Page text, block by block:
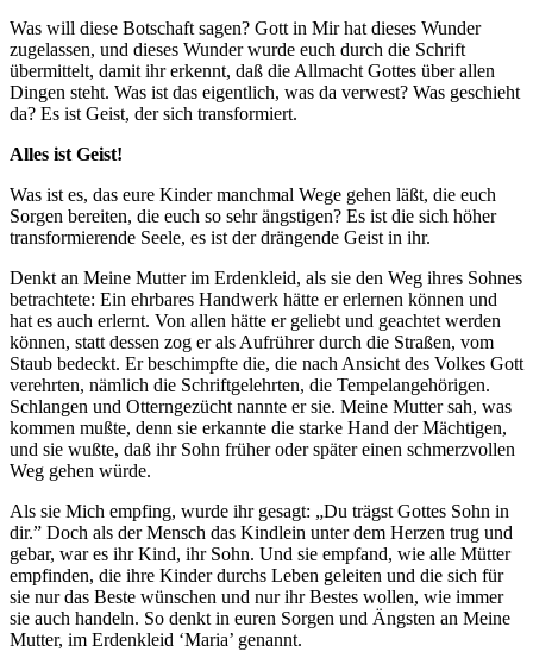
Was will diese Botschaft sagen? Gott in Mir hat dieses Wunder
zugelassen, und dieses Wunder wurde euch durch die Schrift
übermittelt, damit ihr erkennt, daß die Allmacht Gottes über allen
Dingen steht. Was ist das eigentlich, was da verwest? Was geschieht
da? Es ist Geist, der sich transformiert.
Alles ist Geist!
Was ist es, das eure Kinder manchmal Wege gehen läßt, die euch
Sorgen bereiten, die euch so sehr ängstigen? Es ist die sich höher
transformierende Seele, es ist der drängende Geist in ihr.
Denkt an Meine Mutter im Erdenkleid, als sie den Weg ihres Sohnes
betrachtete: Ein ehrbares Handwerk hätte er erlernen können und
hat es auch erlernt. Von allen hätte er geliebt und geachtet werden
können, statt dessen zog er als Aufrührer durch die Straßen, vom
Staub bedeckt. Er beschimpfte die, die nach Ansicht des Volkes Gott
verehrten, nämlich die Schriftgelehrten, die Tempelangehörigen.
Schlangen und Otterngezücht nannte er sie. Meine Mutter sah, was
kommen mußte, denn sie erkannte die starke Hand der Mächtigen,
und sie wußte, daß ihr Sohn früher oder später einen schmerzvollen
Weg gehen würde.
Als sie Mich empfing, wurde ihr gesagt: „Du trägst Gottes Sohn in
dir.” Doch als der Mensch das Kindlein unter dem Herzen trug und
gebar, war es ihr Kind, ihr Sohn. Und sie empfand, wie alle Mütter
empfinden, die ihre Kinder durchs Leben geleiten und die sich für
sie nur das Beste wünschen und nur ihr Bestes wollen, wie immer
sie auch handeln. So denkt in euren Sorgen und Ängsten an Meine
Mutter, im Erdenkleid ‘Maria’ genannt.